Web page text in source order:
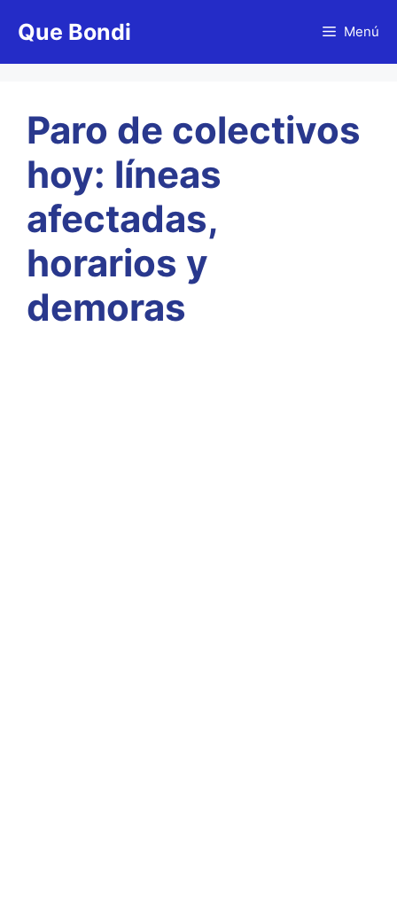
Que Bondi Menú
Paro de colectivos
hoy: líneas
afectadas,
horarios y
demoras